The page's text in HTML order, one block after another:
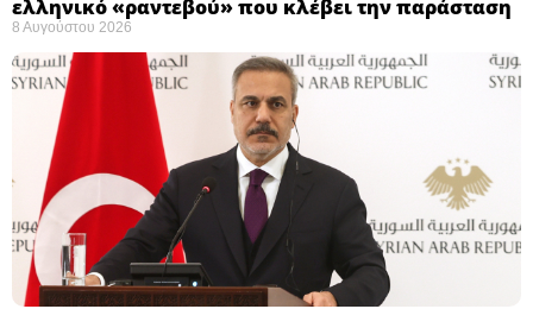
ελληνικό «ραντεβού» που κλέβει την παράσταση
8 Αυγούστου 2026